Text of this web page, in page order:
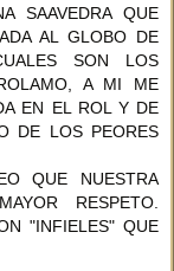
SAAVEDRA QUE
AL GLOBO DE
SON LOS
A MI ME
EN EL ROL Y DE
DE LOS PEORES
QUE NUESTRA
RESPETO.
"INFIELES" QUE